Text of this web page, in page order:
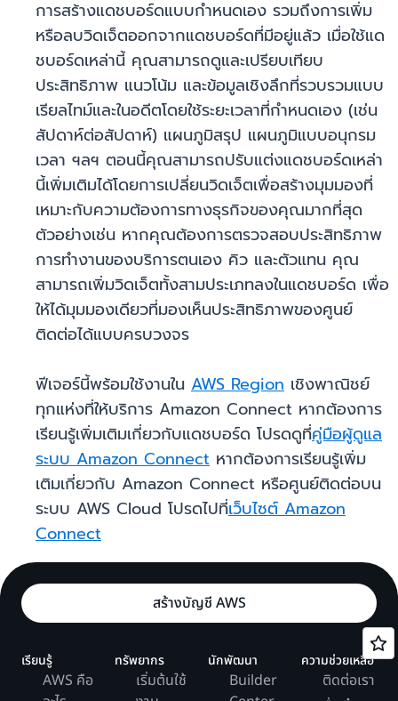
การสร้างแดชบอร์ดแบบกำหนดเอง รวมถึงการเพิ่ม
หรือลบวิดเจ็ตออกจากแดชบอร์ดที่มีอยู่แล้ว เมื่อใช้แด
ชบอร์ดเหล่านี้ คุณสามารถดูและเปรียบเทียบ
ประสิทธิภาพ แนวโน้ม และข้อมูลเชิงลึกที่รวบรวมแบบ
เรียลไทม์และในอดีตโดยใช้ระยะเวลาที่กำหนดเอง (เช่น
สัปดาห์ต่อสัปดาห์) แผนภูมิสรุป แผนภูมิแบบอนุกรม
เวลา ฯลฯ ตอนนี้คุณสามารถปรับแต่งแดชบอร์ดเหล่า
นี้เพิ่มเติมได้โดยการเปลี่ยนวิดเจ็ตเพื่อสร้างมุมมองที่
เหมาะกับความต้องการทางธุรกิจของคุณมากที่สุด
ตัวอย่างเช่น หากคุณต้องการตรวจสอบประสิทธิภาพ
การทำงานของบริการตนเอง คิว และตัวแทน คุณ
สามารถเพิ่มวิดเจ็ตทั้งสามประเภทลงในแดชบอร์ด เพื่อ
ให้ได้มุมมองเดียวที่มองเห็นประสิทธิภาพของศูนย์
ติดต่อได้แบบครบวงจร
ฟีเจอร์นี้พร้อมใช้งานใน AWS Region เชิงพาณิชย์
ทุกแห่งที่ให้บริการ Amazon Connect หากต้องการ
เรียนรู้เพิ่มเติมเกี่ยวกับแดชบอร์ด โปรดดูที่คู่มือผู้ดูแล
ระบบ Amazon Connect หากต้องการเรียนรู้เพิ่ม
เติมเกี่ยวกับ Amazon Connect หรือศูนย์ติดต่อบน
ระบบ AWS Cloud โปรดไปที่เว็บไซต์ Amazon
Connect
สร้างบัญชี AWS
เรียนรู้
AWS คือ
ทรัพยากร
เริ่มต้นใช้
นักพัฒนา
Builder
ความช่วยเหลือ
ติดต่อเรา